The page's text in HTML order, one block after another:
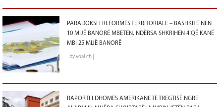
PARADOKSI I REFORMËS TERRITORIALE – BASHKITË NËN
10 MIJË BANORË MBETEN, NDËRSA SHKRIHEN 4 QË KANË
MBI 25 MIJË BANORË
by voal.ch |
RAPORTI I DHOMËS AMERIKANE TË TREGTISË NGRE